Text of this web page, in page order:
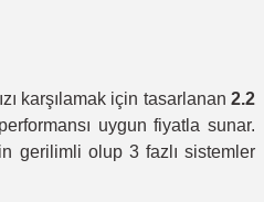
karşılamak için tasarlanan 2.2
uygun fiyatla sunar.
gerilimli olup 3 fazlı sistemler